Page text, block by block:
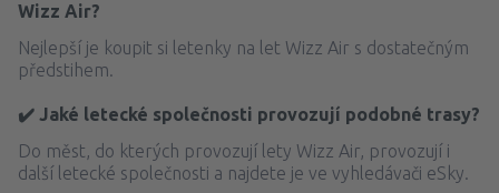
Wizz Air?
Nejlepší je koupit si letenky na let Wizz Air s dostatečným
předstihem.
✔️ Jaké letecké společnosti provozují podobné trasy?
Do měst, do kterých provozují lety Wizz Air, provozují i
další letecké společnosti a najdete je ve vyhledávači eSky.